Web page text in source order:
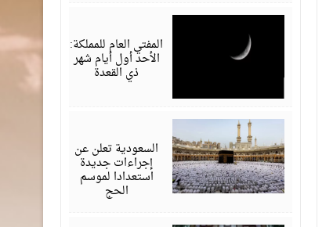
المفتي العام للمملكة:
الأحد أول أيام شهر
ذي القعدة
2026
السعودية تعلن عن
إجراءات جديدة
استعدادا لموسم
الحج